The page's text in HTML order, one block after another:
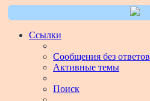
Ссылки
Сообщения без ответов
Активные темы
Поиск